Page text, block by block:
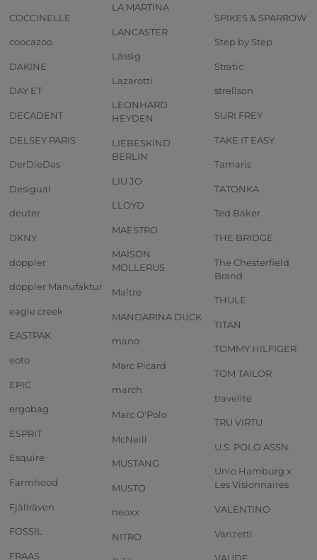
COCCINELLE
coocazoo
DAKINE
DAY ET
DECADENT
DELSEY PARIS
DerDieDas
Desigual
deuter
DKNY
doppler
doppler Manufaktur
eagle creek
EASTPAK
eoto
EPIC
ergobag
ESPRIT
Esquire
Farmhood
Fjällräven
FOSSIL
FRAAS
LA MARTINA
LANCASTER
Lässig
Lazarotti
LEONHARD
HEYDEN
LIEBESKIND
BERLIN
LIU JO
LLOYD
MAESTRO
MAISON
MOLLERUS
Maître
MANDARINA DUCK
mano
Marc Picard
march
Marc O'Polo
McNeill
MUSTANG
MUSTO
neoxx
NITRO
SPIKES & SPARROW
Step by Step
Stratic
strellson
SURI FREY
TAKE IT EASY
Tamaris
TATONKA
Ted Baker
THE BRIDGE
The Chesterfield
Brand
THULE
TITAN
TOMMY HILFIGER
TOM TAILOR
travelite
TRU VIRTU
U.S. POLO ASSN.
Unio Hamburg x
Les Visionnaires
VALENTINO
Vanzetti